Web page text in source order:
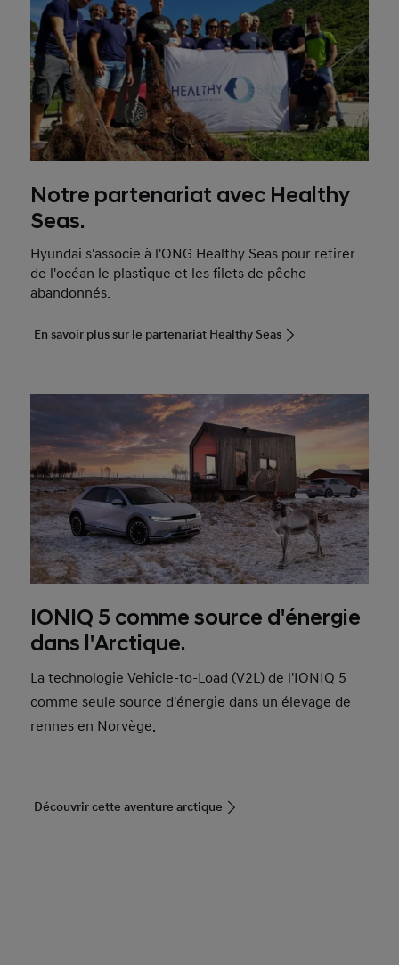
Notre partenariat avec Healthy
Seas.
Hyundai s'associe à l'ONG Healthy Seas pour retirer
de l'océan le plastique et les filets de pêche
abandonnés.
En savoir plus sur le partenariat Healthy Seas
IONIQ 5 comme source d'énergie
dans l'Arctique.
La technologie Vehicle-to-Load (V2L) de l'IONIQ 5
comme seule source d'énergie dans un élevage de
rennes en Norvège.
Découvrir cette aventure arctique